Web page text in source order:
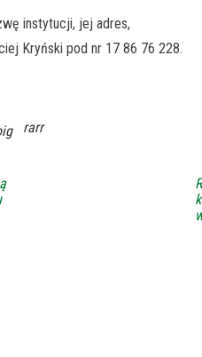
instytucji, jej adres,
Kryński pod nr 17 86 76 228.
rarr